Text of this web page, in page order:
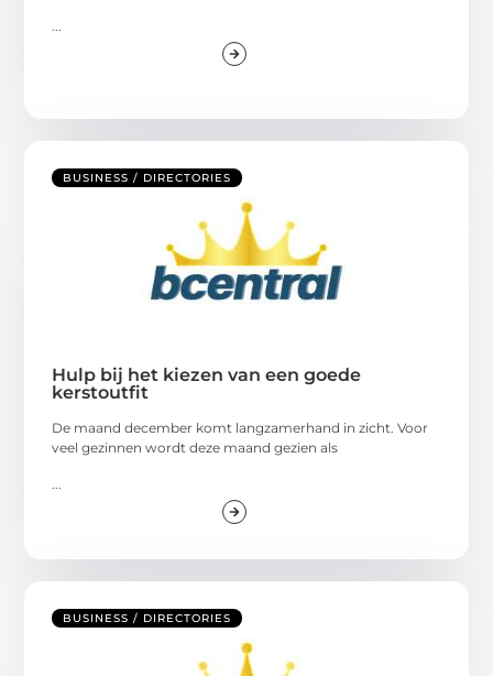
BUSINESS / DIRECTORIES
Hulp bij het kiezen van een goede
kerstoutfit
De maand december komt langzamerhand in zicht. Voor
veel gezinnen wordt deze maand gezien als
BUSINESS / DIRECTORIES